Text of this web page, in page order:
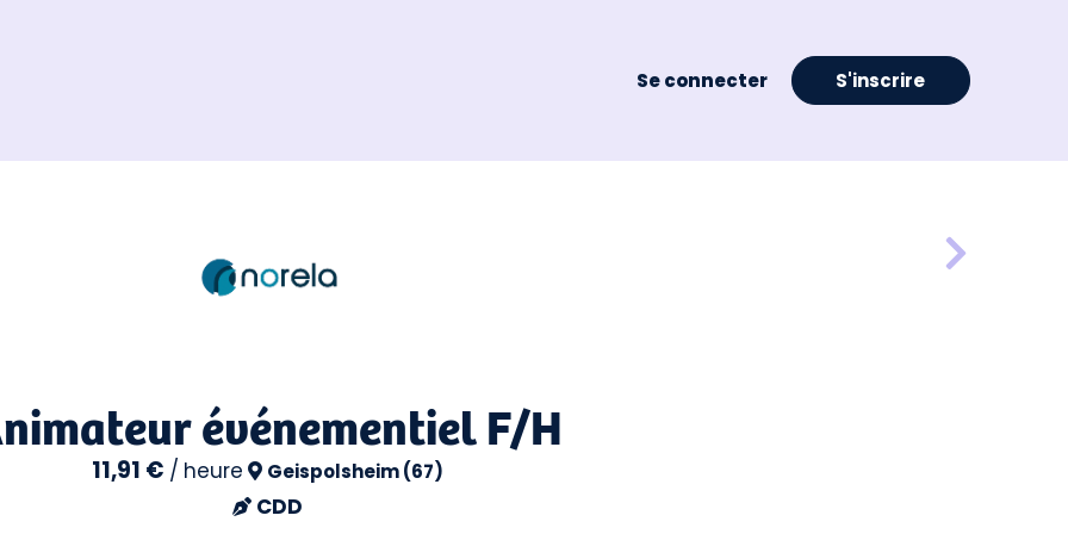
Se connecter S'inscrire
événementiel F/H
11,91 € / heure Geispolsheim (67)
CDD